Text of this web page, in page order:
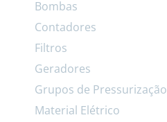
Bombas
Contadores
Filtros
Geradores
Grupos de Pressurização
Material Elétrico